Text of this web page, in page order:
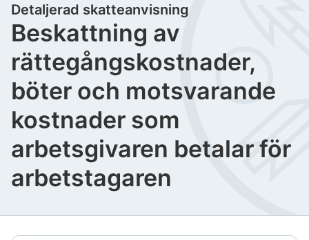
Beskattning av
rättegångskostnader,
böter och motsvarande
kostnader som
arbetsgivaren betalar för
arbetstagaren
Detaljerad skatteanvisning